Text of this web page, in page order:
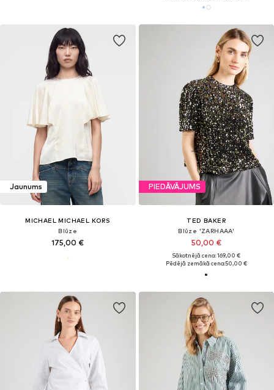
Jaunums
MICHAEL MICHAEL KORS
Blūze
175,00 €
PIEDĀVĀJUMS
TED BAKER
Blūze 'ZARHAAA'
50,00 €
Sākotnējā cena: 169,00 €
Pēdējā zemākā cena:50,00 €